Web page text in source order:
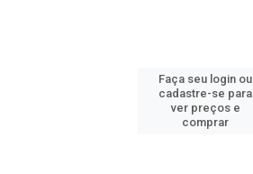
Faça seu login ou
cadastre-se para
ver preços e
comprar